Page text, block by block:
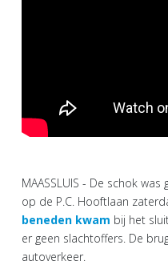
MAASSLUIS - De schok
op de P.C. Hooftlaan
beneden kwam bij het
er geen slachtoffers. De
autoverkeer.